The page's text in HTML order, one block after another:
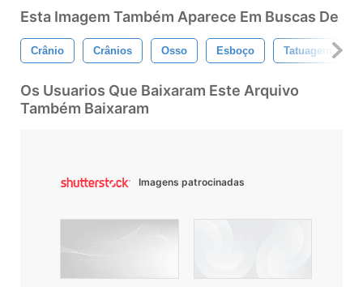
Esta Imagem Também Aparece Em Buscas De
Crânio Crânios Osso Esboço Tatuagem
Os Usuarios Que Baixaram Este Arquivo
Também Baixaram
Imagens patrocinadas